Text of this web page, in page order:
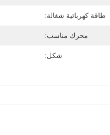
طاقة كهربائية شغالة:
محرك مناسب:
شكل: